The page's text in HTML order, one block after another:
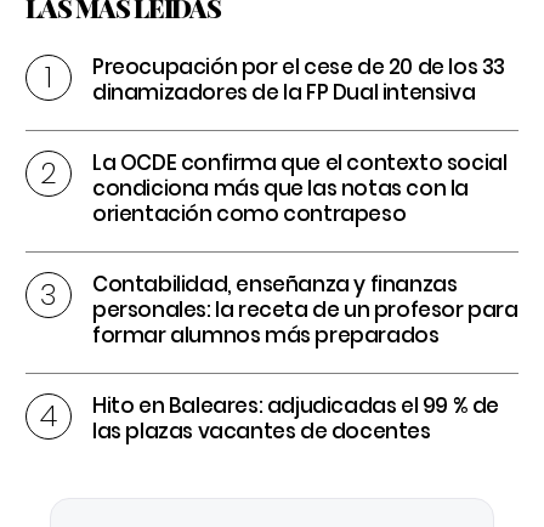
LAS MÁS LEÍDAS
Preocupación por el cese de 20 de los 33
dinamizadores de la FP Dual intensiva
La OCDE confirma que el contexto social
condiciona más que las notas con la
orientación como contrapeso
Contabilidad, enseñanza y finanzas
personales: la receta de un profesor para
formar alumnos más preparados
Hito en Baleares: adjudicadas el 99 % de
las plazas vacantes de docentes